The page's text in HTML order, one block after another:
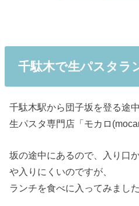
千駄木で生パスタラ
千駄木駅から団子坂を登る途
生パスタ専門店「モカロ
坂の途中にあるので、入り口
や入りにくいのですが、
ランチを食べに入ってみました